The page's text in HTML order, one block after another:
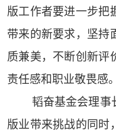
版工作者要进一步把
带来的新要求，坚持
质兼美，不断创新评
责任感和职业敬畏感。
韬奋基金会理事
版业带来挑战的同时